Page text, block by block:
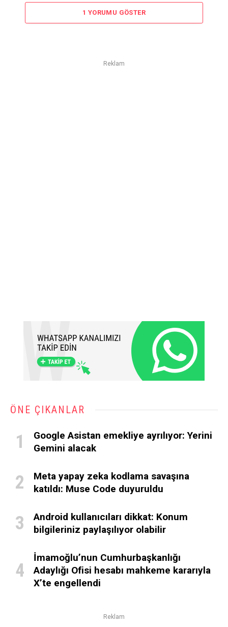
1 YORUMU GÖSTER
Reklam
ÖNE ÇIKANLAR
Google Asistan emekliye ayrılıyor: Yerini
Gemini alacak
Meta yapay zeka kodlama savaşına
katıldı: Muse Code duyuruldu
Android kullanıcıları dikkat: Konum
bilgileriniz paylaşılıyor olabilir
İmamoğlu’nun Cumhurbaşkanlığı
Adaylığı Ofisi hesabı mahkeme kararıyla
X’te engellendi
Reklam